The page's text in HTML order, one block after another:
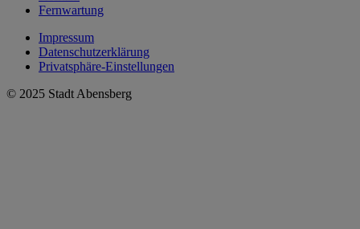
Fernwartung
Impressum
Datenschutzerklärung
Privatsphäre-Einstellungen
© 2025 Stadt Abensberg